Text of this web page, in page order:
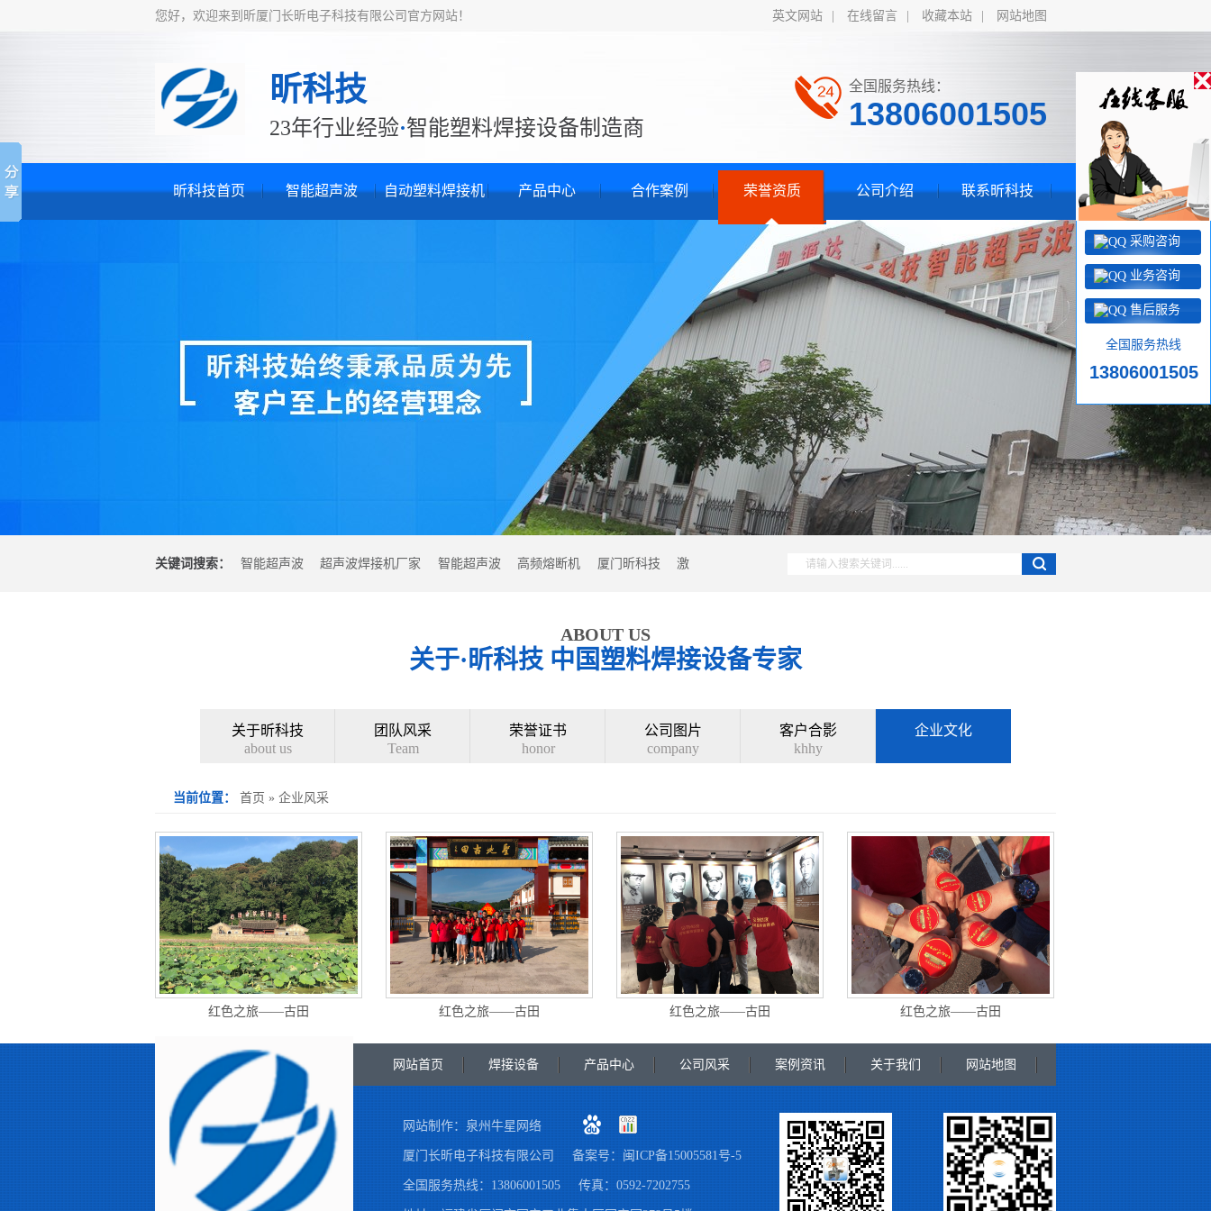
英文网站 在线留言 收藏本站 网站地图
您好，欢迎来到昕厦门长昕电子科技有限公司官方网站！
昕科技
23年行业经验·智能塑料焊接设备制造商
全国服务热线：
13806001505
昕科技首页 智能超声波 自动塑料焊接机 产品中心 合作案例 荣誉资质 公司介绍 联系昕科技
关键词搜索： 智能超声波 超声波焊接机厂家 智能超声波 高频熔断机 厦门昕科技 激
ABOUT US
关于·昕科技 中国塑料焊接设备专家
关于昕科技
about us
团队风采
Team
荣誉证书
honor
公司图片
company
客户合影
khhy
企业文化
contact us
当前位置： 首页 » 企业风采
红色之旅——古田 红色之旅——古田 红色之旅——古田 红色之旅——古田
网站首页 焊接设备 产品中心 公司风采 案例资讯 关于我们 网站地图
网站制作： 泉州牛星网络
厦门长昕电子科技有限公司 备案号： 闽ICP备15005581号-5
全国服务热线：13806001505 传真：0592-7202755
采购咨询
业务咨询
售后服务
全国服务热线
13806001505